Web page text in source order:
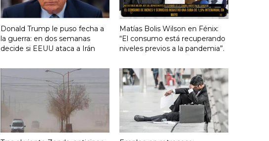
Donald Trump le puso fecha a
la guerra: en dos semanas
decide si EEUU ataca a Irán
Matías Bolis Wilson en Fénix:
“El consumo está recuperando
niveles previos a la pandemia”.